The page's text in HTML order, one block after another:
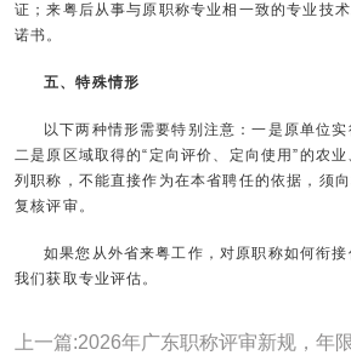
证；来粤后从事与原职称专业相一致的专业技
诺书。
五、特殊情形
以下两种情形需要特别注意：一是原单位
二是原区域取得的“定向评价、定向使用”的农
列职称，不能直接作为在本省聘任的依据，须
复核评审。
如果您从外省来粤工作，对原职称如何衔
我们获取专业评估。